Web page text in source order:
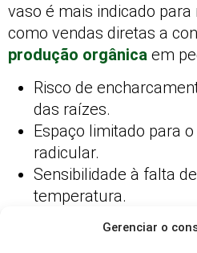
Gerenciar o
vaso é mais indicado
como vendas diretas a
produção orgânica em
Risco de
das raízes.
Espaço limitado para
radicular.
Sensibilidade à falta
temperatura.
Problemas frequentes